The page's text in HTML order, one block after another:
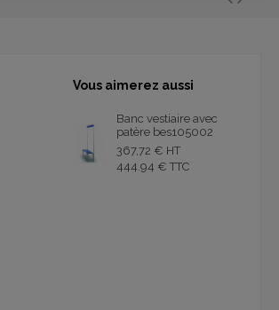
Vous aimerez aussi
Banc vestiaire avec
patère bes105002
367,72 € HT
444.94 € TTC